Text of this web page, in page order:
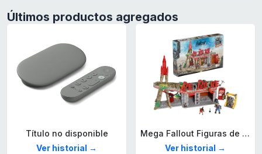
Últimos productos agregados
Título no disponible
Ver historial →
Mega Fallout Figuras de acción y Juguetes de construcción, Parada de Camiones Red Rocket con 824 Piezas, 2 Personajes articulados y Accesorios, para coleccionistas, HXT00
Ver historial →